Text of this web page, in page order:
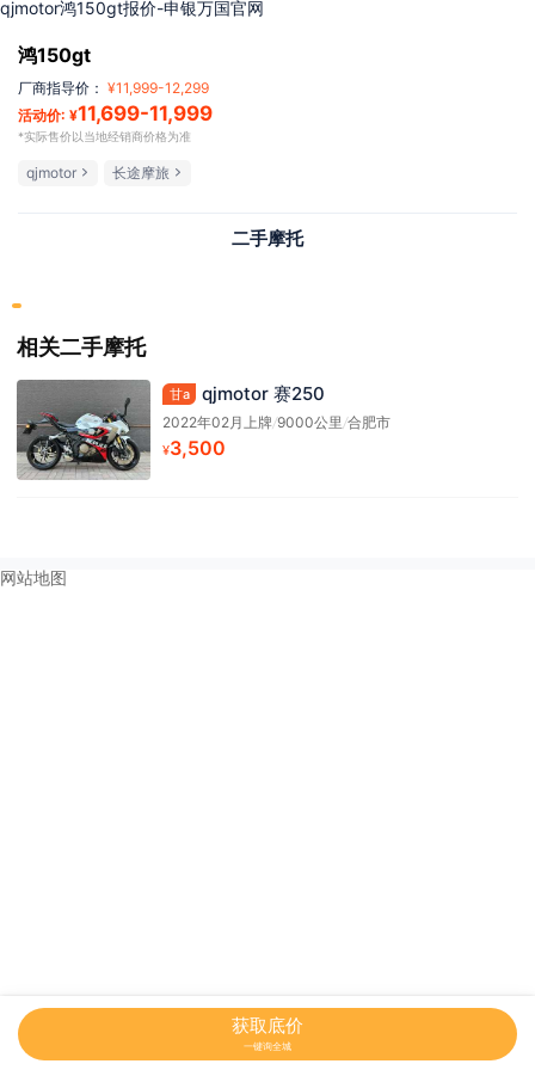
qjmotor鸿150gt报价-申银万国官网
鸿150gt
厂商指导价： ¥11,999-12,299
活动价: ¥11,699-11,999
*实际售价以当地经销商价格为准
qjmotor 长途摩旅
二手摩托
相关二手摩托
甘a qjmotor 赛250
2022年02月上牌/9000公里 /合肥市
¥3,500
获取底价
一键询全城
网站地图